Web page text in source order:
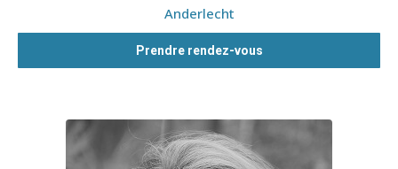
Anderlecht
Prendre rendez-vous